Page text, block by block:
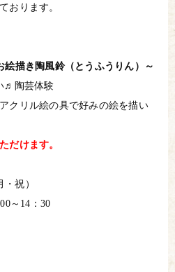
おります。
絵描き陶風鈴（とうふうりん）～
♬陶芸体験
クリル絵の具で好みの絵を描い
だけます。
祝）
～14：30